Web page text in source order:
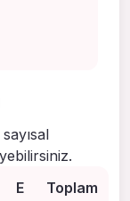
E Toplam